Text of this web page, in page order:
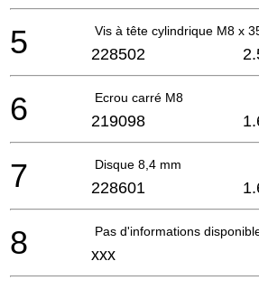
Vis à tête cylindrique M8 x
5 228502
Ecrou carré M8
6 219098
Disque 8,4 mm
7 228601
Pas d'informations
8 xxx